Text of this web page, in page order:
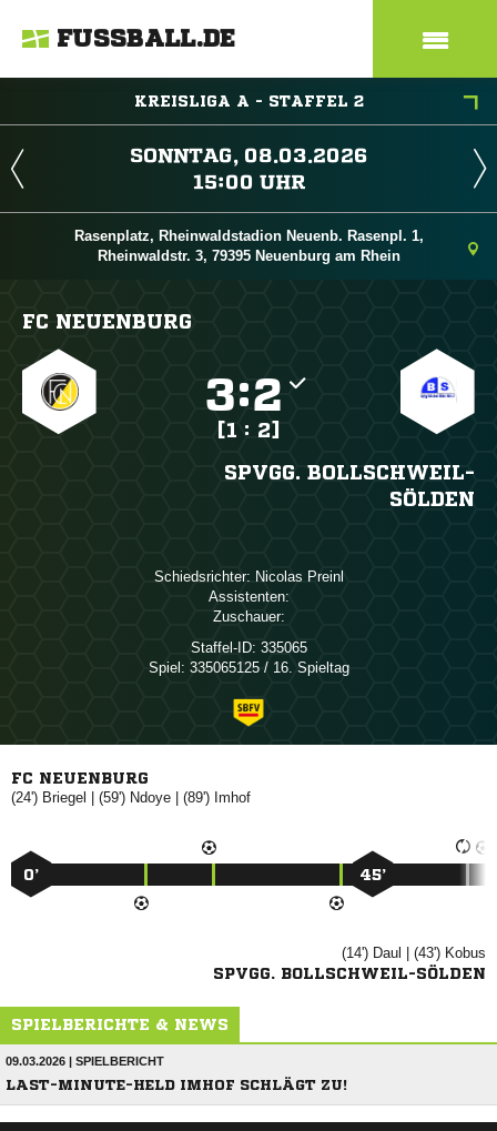
FUSSBALL.DE
KREISLIGA A - STAFFEL 2
 
 
Rasenplatz, Rheinwaldstadion Neuenb. Rasenpl. 1,
Rheinwaldstr. 3, 79395 Neuenburg am Rhein
FC NEUENBURG
:
[1 : 2]
SPVGG. BOLLSCHWEIL-
SÖLDEN
Schiedsrichter:  
Assistenten:
Zuschauer:
Staffel-ID: 335065
Spiel: 335065125 / 16. Spieltag
FC NEUENBURG
(24')  | (59')  | (89') 
0’ 45’
(14')  | (43') 
SPVGG. BOLLSCHWEIL-SÖLDEN
SPIELBERICHTE & NEWS
09.03.2026 | SPIELBERICHT
LAST-MINUTE-HELD IMHOF SCHLÄGT ZU!